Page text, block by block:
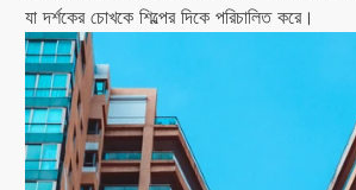
যা দর্শকের চোখকে শিল্পের দিকে পরিচালিত করে।